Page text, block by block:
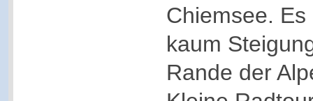
Chiemsee.
kaum
Rande der